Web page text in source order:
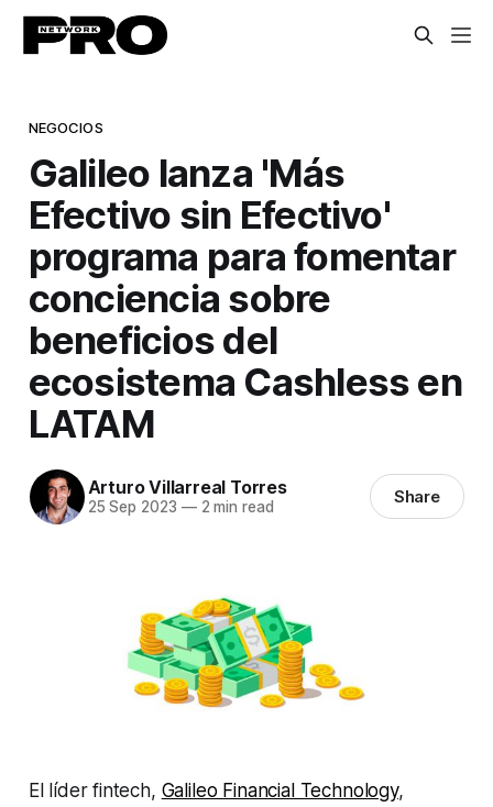
NEGOCIOS
Galileo lanza 'Más
Efectivo sin Efectivo'
programa para fomentar
conciencia sobre
beneficios del
ecosistema Cashless en
LATAM
Arturo Villarreal Torres
25 Sep 2023 —2 min read Share
El líder fintech, Galileo Financial Technology,